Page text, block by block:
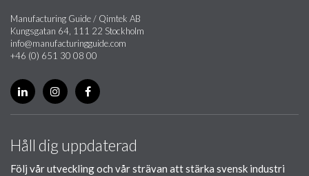
Manufacturing Guide / Qimtek AB
Kungsgatan 64, 111 22 Stockholm
info@manufacturingguide.com
+46 (0) 651 30 08 00
Håll dig uppdaterad
Följ vår utveckling och vår strävan att stärka svensk industri